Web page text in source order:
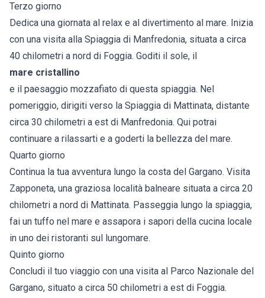
Terzo giorno
Dedica una giornata al relax e al divertimento al mare. Inizia
con una visita alla Spiaggia di Manfredonia, situata a circa
40 chilometri a nord di Foggia. Goditi il sole, il
mare cristallino
e il paesaggio mozzafiato di questa spiaggia. Nel
pomeriggio, dirigiti verso la Spiaggia di Mattinata, distante
circa 30 chilometri a est di Manfredonia. Qui potrai
continuare a rilassarti e a goderti la bellezza del mare.
Quarto giorno
Continua la tua avventura lungo la costa del Gargano. Visita
Zapponeta, una graziosa località balneare situata a circa 20
chilometri a nord di Mattinata. Passeggia lungo la spiaggia,
fai un tuffo nel mare e assapora i sapori della cucina locale
in uno dei ristoranti sul lungomare.
Quinto giorno
Concludi il tuo viaggio con una visita al Parco Nazionale del
Gargano, situato a circa 50 chilometri a est di Foggia.